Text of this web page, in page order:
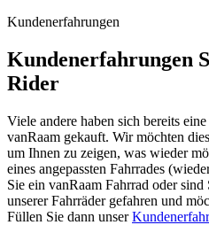
Kundenerfahrungen
Kundenerfahrungen
Rider
Viele andere haben sich bereits
vanRaam gekauft. Wir möchten
um Ihnen zu zeigen, was wieder
eines angepassten Fahrrades
Sie ein vanRaam Fahrrad oder
unserer Fahrräder gefahren und
Füllen Sie dann unser